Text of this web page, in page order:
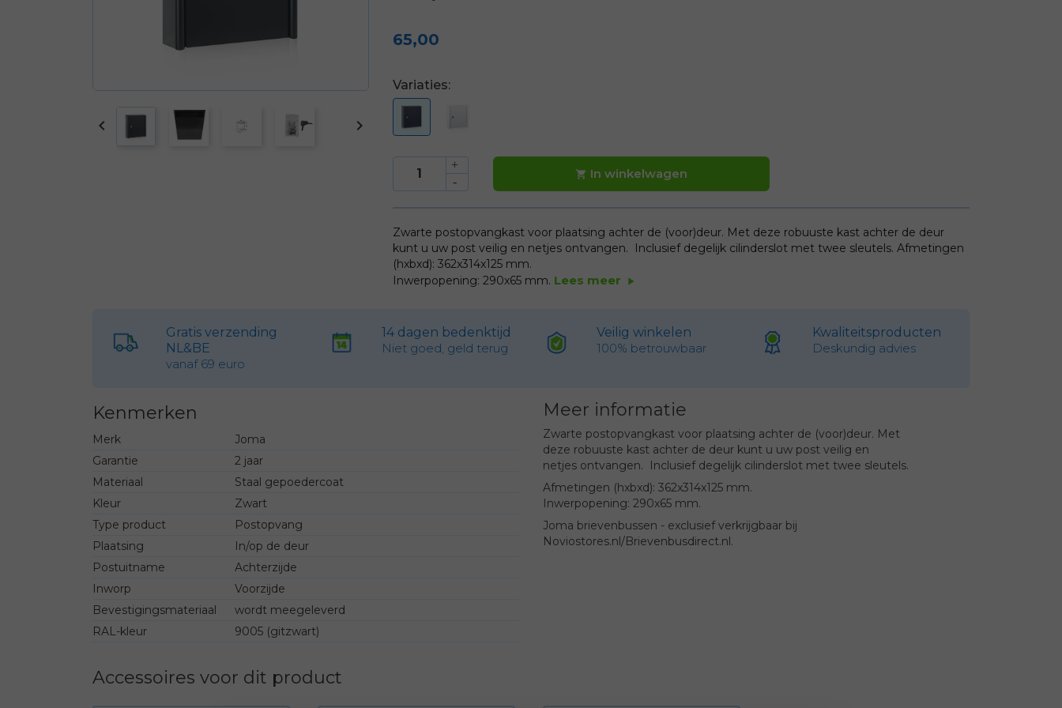
 
65,00
Variaties:
 In winkelwagen
Zwarte postopvangkast voor plaatsing achter de (voor)deur. Met deze robuuste kast achter de deur
kunt u uw post veilig en netjes ontvangen. Inclusief degelijk cilinderslot met twee sleutels. Afmetingen
(hxbxd): 362x314x125 mm.
Inwerpopening: 290x65 mm. Lees meer play_arrow
Gratis verzending
NL&BE
vanaf 69 euro
14 dagen bedenktijd
Niet goed, geld terug
Veilig winkelen
100% betrouwbaar
Kwaliteitsproducten
Deskundig advies
Kenmerken
Merk
Joma
Garantie
2 jaar
Materiaal
Staal gepoedercoat
Kleur
Zwart
Type product
Postopvang
Plaatsing
In/op de deur
Postuitname
Achterzijde
Inworp
Voorzijde
Bevestigingsmateriaal
wordt meegeleverd
RAL-kleur
9005 (gitzwart)
Meer informatie
Zwarte postopvangkast voor plaatsing achter de (voor)deur. Met
deze robuuste kast achter de deur kunt u uw post veilig en
netjes ontvangen. Inclusief degelijk cilinderslot met twee sleutels.
Afmetingen (hxbxd): 362x314x125 mm.
Inwerpopening: 290x65 mm.
Joma brievenbussen - exclusief verkrijgbaar bij
Noviostores.nl/Brievenbusdirect.nl.
Accessoires voor dit product